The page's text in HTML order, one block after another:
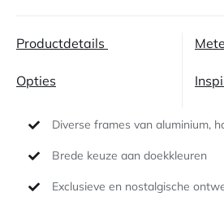
Productdetails
Opties
Diverse frames van aluminium,
Brede keuze aan doekkleuren
Exclusieve en nostalgische